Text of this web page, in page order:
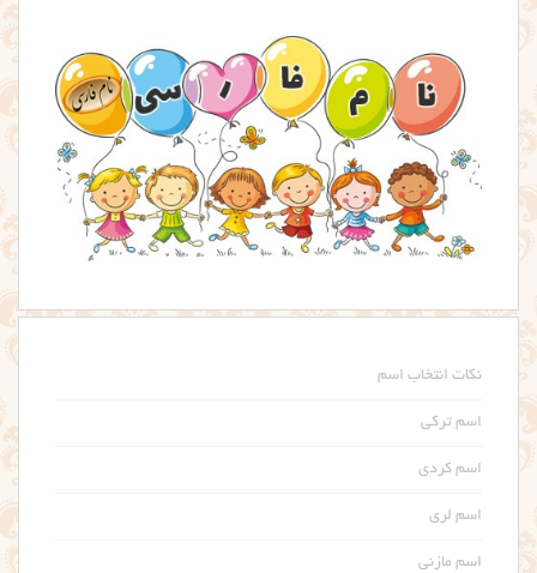
نکات انتخاب اسم
اسم ترکی
اسم کردی
اسم لری
اسم مازنی